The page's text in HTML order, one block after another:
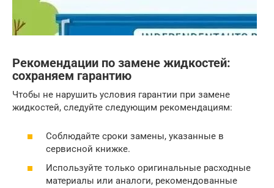
Рекомендации по замене жидкостей:
сохраняем гарантию
Чтобы не нарушить условия гарантии при замене
жидкостей, следуйте следующим рекомендациям:
Соблюдайте сроки замены, указанные в
сервисной книжке.
Используйте только оригинальные расходные
материалы или аналоги, рекомендованные